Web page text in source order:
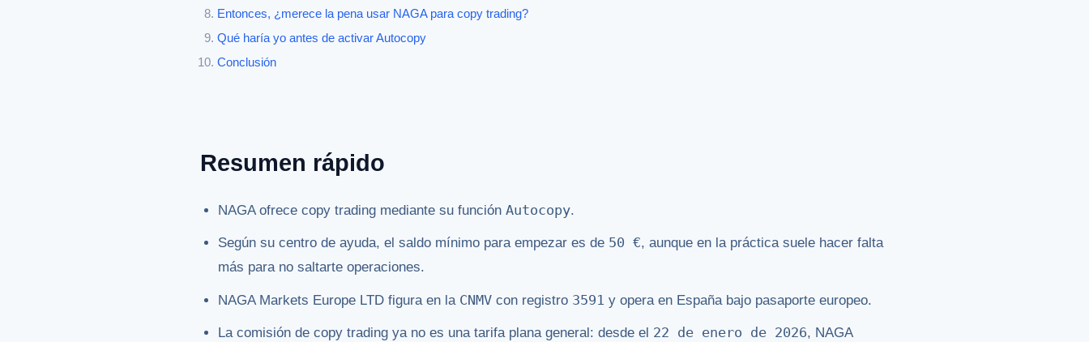
Entonces, ¿merece la pena usar NAGA para copy trading?
Qué haría yo antes de activar Autocopy
Conclusión
Resumen rápido
NAGA ofrece copy trading mediante su funciónAutocopy.
Según su centro de ayuda, el saldo mínimo para empezar es de 50 €, aunque en la práctica suele hacer falta
más para no saltarte operaciones.
NAGA Markets Europe LTD figura en la CNMV con registro 3591 y opera en España bajo pasaporte europeo.
La comisión de copy trading ya no es una tarifa plana general: desde el 22 de enero de 2026, NAGA